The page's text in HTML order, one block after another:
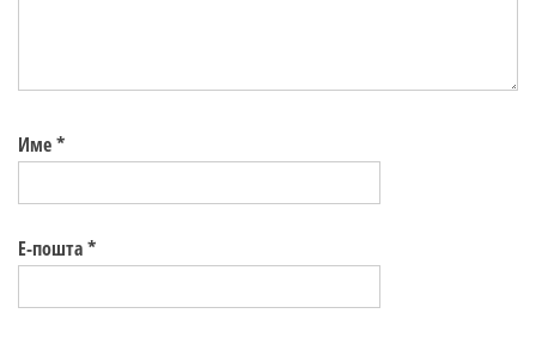
Име*
Е-пошта*